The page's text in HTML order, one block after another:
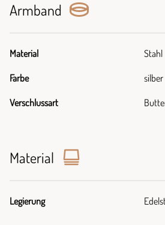
Armband
Material Stahl
Farbe silber
Verschlussart
Material
Legierung